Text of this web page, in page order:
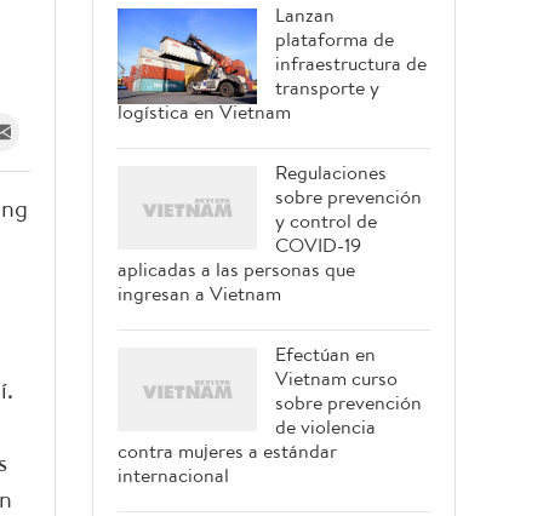
Lanzan
plataforma de
infraestructura de
transporte y
logística en Vietnam
Regulaciones
sobre prevención
y control de
COVID-19
aplicadas a las personas que
ingresan a Vietnam
Efectúan en
Vietnam curso
sobre prevención
de violencia
contra mujeres a estándar
internacional